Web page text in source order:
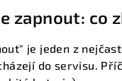
zapnout: co
je jeden z
do servisu.